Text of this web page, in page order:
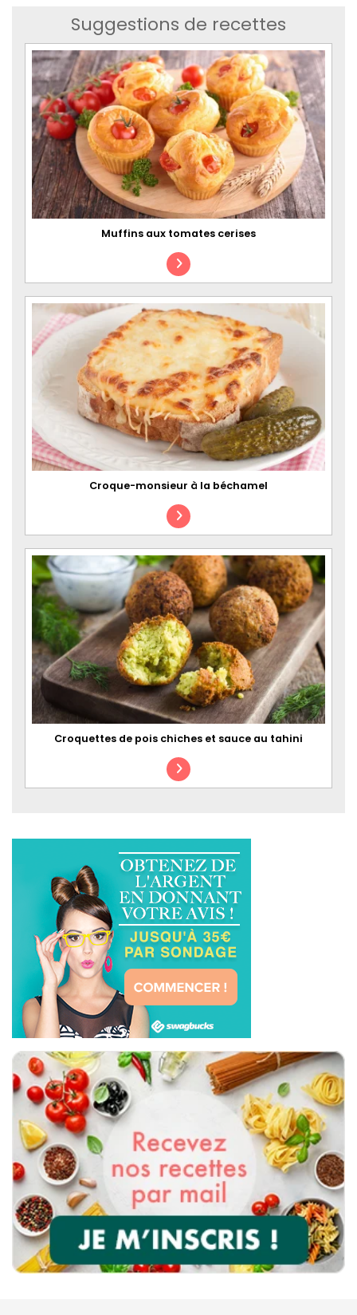
Suggestions de recettes
Muffins aux tomates cerises
Croque-monsieur à la béchamel
Croquettes de pois chiches et sauce au tahini